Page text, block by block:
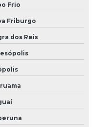
Frio
Friburgo
dos Reis